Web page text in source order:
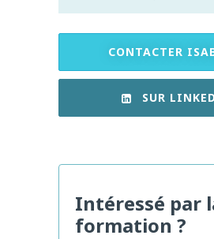
CONTACTER
SUR
Intéressé par
formation ?